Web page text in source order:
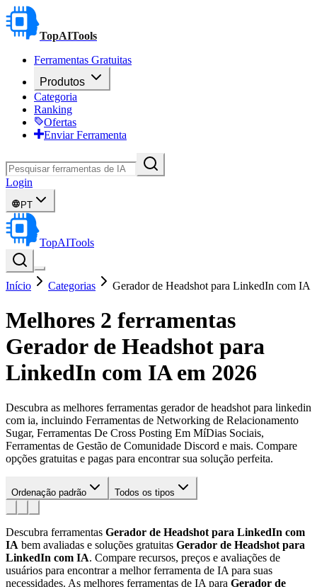
TopAITools
Ferramentas Gratuitas
Produtos
Categoria
Ranking
Ofertas
Enviar Ferramenta
Login
PT
TopAITools
Início Categorias Gerador de Headshot para LinkedIn com IA
Melhores 2 ferramentas
Gerador de Headshot para
LinkedIn com IAem 2026
Descubra as melhores ferramentas gerador de headshot para linkedin
com ia, incluindo Ferramentas de Networking de Relacionamento
Sugar, Ferramentas De Cross Posting Em MíDias Sociais,
Ferramentas de Gestão de Comunidade Discord e mais. Compare
opções gratuitas e pagas para encontrar sua solução perfeita.
Ordenação padrão Todos os tipos
Descubra ferramentas Gerador de Headshot para LinkedIn com
IA bem avaliadas e soluções gratuitas Gerador de Headshot para
LinkedIn com IA. Compare recursos, preços e avaliações de
usuários para encontrar a melhor ferramenta de IA para suas
necessidades. As melhores ferramentas de IA para Gerador de